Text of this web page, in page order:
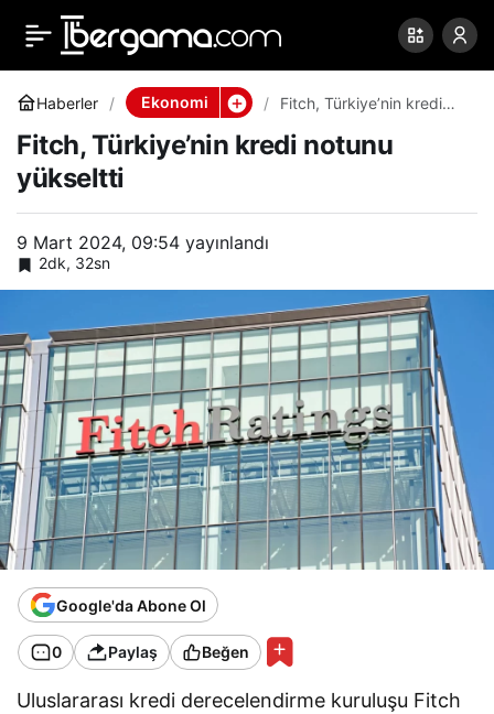
Haberler Ekonomi
Fitch, Türkiye’nin kredi
Fitch, Türkiye’nin kredi notunu
yükseltti
9 Mart 2024, 09:54 yayınlandı
2dk, 32sn
Google'da Abone Ol
0 Paylaş Beğen
Uluslararası kredi derecelendirme kuruluşu Fitch
Fitch, Türkiye’nin kredi
notunu yükseltti
0 Paylaş